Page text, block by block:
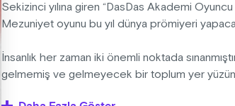
Sekizinci yılına giren “DasDas Akademi
Mezuniyet oyunu bu yıl dünya prömiyeri
İnsanlık her zaman iki önemli noktada
gelmemiş ve gelmeyecek bir toplum yer